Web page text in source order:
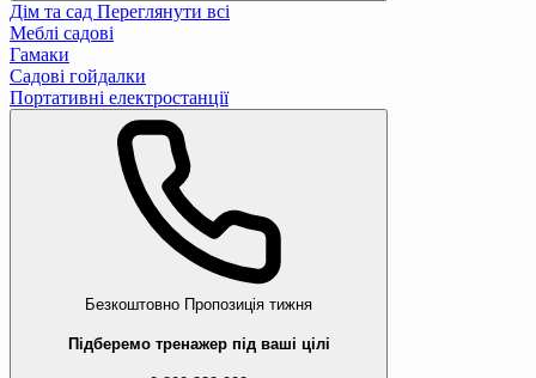
Дім та сад Переглянути всі
Меблі садові
Гамаки
Садові гойдалки
Портативні електростанції
Безкоштовно Пропозиція тижня
Підберемо тренажер під ваші цілі